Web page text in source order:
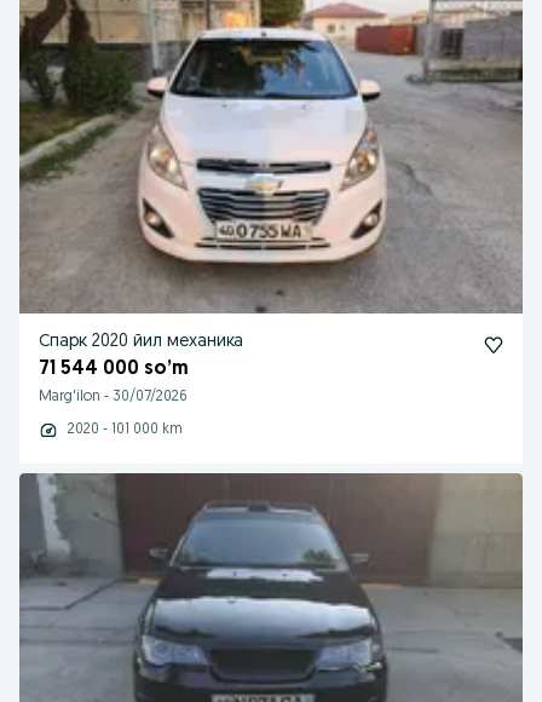
Спарк 2020 йил механика
71 544 000 so’m
Marg'ilon - 30/07/2026
2020 - 101 000 km